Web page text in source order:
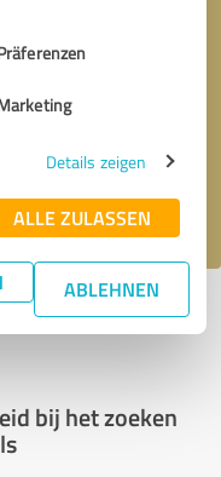
Details zeigen
ALLE ZULASSEN
ABLEHNEN
15.01.2022
Verslag
bij het zoeken